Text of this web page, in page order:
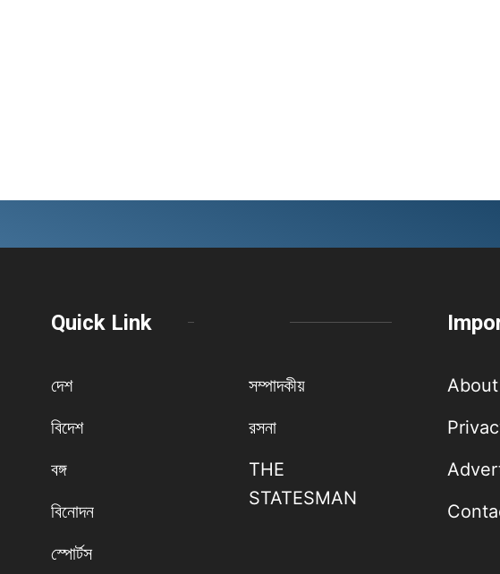
Quick Link
দেশ
বিদেশ
বঙ্গ
বিনোদন
স্পোর্টস
সম্পাদকীয়
রসনা
THE
STATESMAN